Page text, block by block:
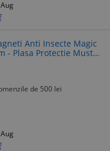
Anti Insecte Magic
- Plasa Protectie Muste,
de 500 lei